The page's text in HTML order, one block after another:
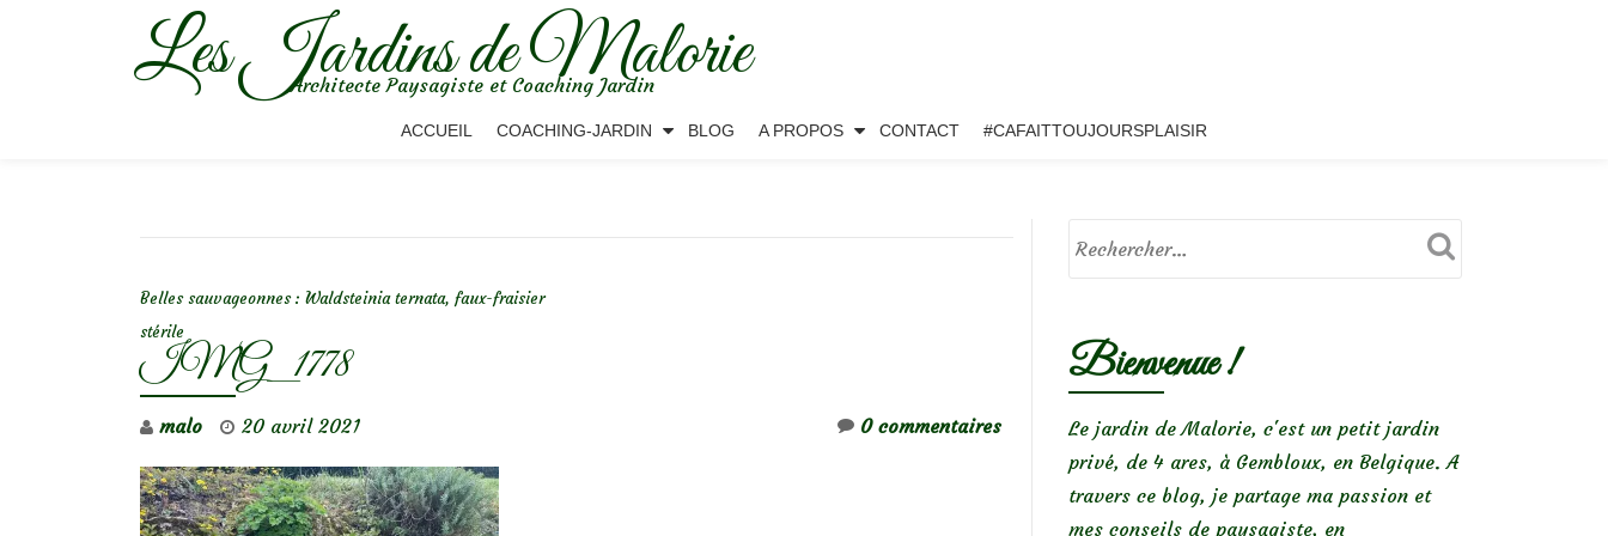
Les Jardins de Malorie
Architecte Paysagiste et Coaching Jardin
ACCUEIL COACHING-JARDIN BLOG A PROPOS CONTACT #CAFAITTOUJOURSPLAISIR
Belles sauvageonnes : Waldsteinia ternata, faux-fraisier
stérile
IMG_1778
malo 20 avril 2021 0 commentaires
Bienvenue !
Le jardin de Malorie, c'est un petit jardin
privé, de 4 ares, à Gembloux, en Belgique. A
travers ce blog, je partage ma passion et
mes conseils de paysagiste, en